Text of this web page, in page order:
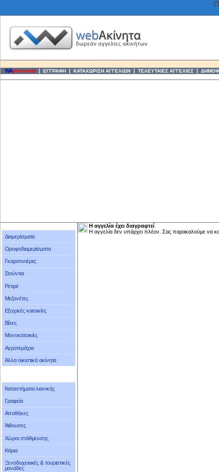
WApersonal ΕΓΓΡΑΦΗ ΚΑΤΑΧΩΡΙΣΗ ΑΓΓΕΛΙΩΝ ΤΕΛΕΥΤΑΙΕΣ ΑΓΓΕΛΙΕΣ
Διαμερίσματα
Οροφοδιαμερίσματα
Γκαρσονιέρες
Στούντια
Ρετιρέ
Μεζονέτες
Εξοχικές κατοικίες
Βίλες
Μονοκατοικίες
Αγροτεμάχια
Άλλα οικιστικά ακίνητα
Καταστήματα λιανικής
Γραφεία
Αποθήκες
Άιθουσες
Χώροι στάθμευσης
Κτίρια
Ξενοδοχειακές & τουριστικές
μονάδες
Η αγγελία έχει διαγραφτεί
Η αγγελία δεν υπάρχει πλέον. Σας παρακαλούμε να